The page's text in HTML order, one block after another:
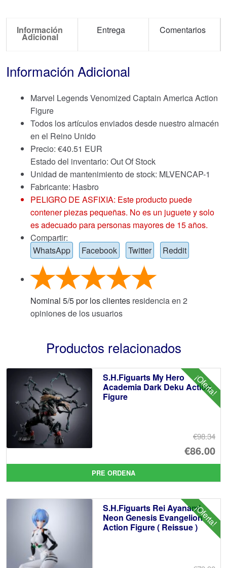
Información
Adicional
Entrega Comentarios
Información Adicional
Marvel Legends Venomized Captain America Action
Figure
Todos los artículos enviados desde nuestro almacén
en el Reino Unido
Precio: €40.51 EUR
Estado del inventario: Out Of Stock
Unidad de mantenimiento de stock: MLVENCAP-1
Fabricante: Hasbro
PELIGRO DE ASFIXIA: Este producto puede
contener piezas pequeñas. No es un juguete y solo
es adecuado para personas mayores de 15 años.
Compartir:
WhatsApp
Facebook Twitter Reddit
Nominal 5/5por los clientes residencia en 2
opiniones de los usuarios
Productos relacionados
¡Oferta!
S.H.Figuarts My Hero
Academia Dark Deku Action
Figure
€98.34
El
€86.00
El
PRE ORDENA
¡Oferta!
S.H.Figuarts Rei Ayanami
Neon Genesis Evangelion
Action Figure ( Reissue )